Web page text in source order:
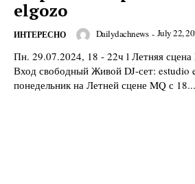
elgozo
ИНТЕРЕСНО Dailydachnews - July 22,
Пн. 29.07.2024, 18 - 22ч l Летняя
Вход свободный Живой DJ-сет:
понедельник на Летней сцене MQ с 18...